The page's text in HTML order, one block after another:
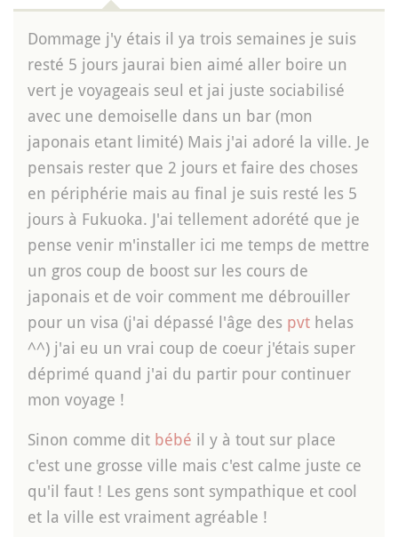
Dommage j'y étais il ya trois semaines je suis
resté 5 jours jaurai bien aimé aller boire un
vert je voyageais seul et jai juste sociabilisé
avec une demoiselle dans un bar (mon
japonais etant limité) Mais j'ai adoré la ville. Je
pensais rester que 2 jours et faire des choses
en périphérie mais au final je suis resté les 5
jours à Fukuoka. J'ai tellement adorété que je
pense venir m'installer ici me temps de mettre
un gros coup de boost sur les cours de
japonais et de voir comment me débrouiller
pour un visa (j'ai dépassé l'âge des pvt helas
^^) j'ai eu un vrai coup de coeur j'étais super
déprimé quand j'ai du partir pour continuer
mon voyage !
Sinon comme dit bébé il y à tout sur place
c'est une grosse ville mais c'est calme juste ce
qu'il faut ! Les gens sont sympathique et cool
et la ville est vraiment agréable !